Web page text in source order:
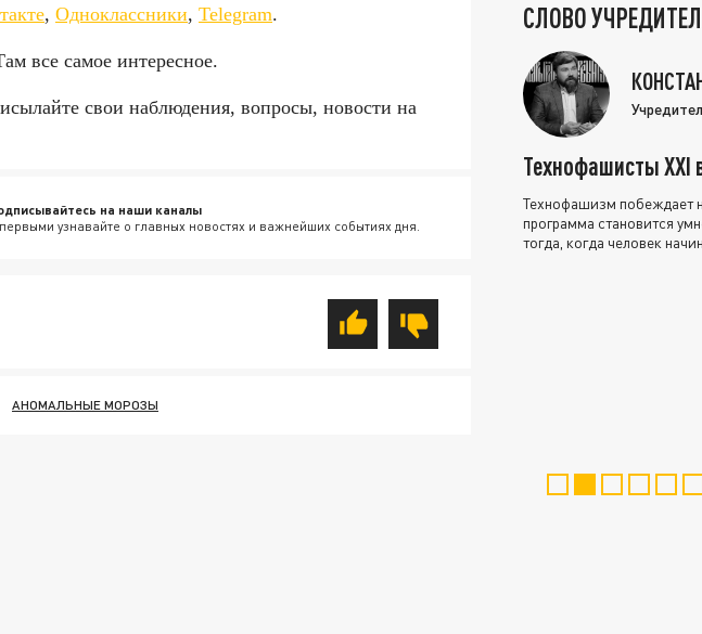
, Одноклассники, Telegram.
все самое интересное.
свои наблюдения, вопросы, новости на
на наши каналы
узнавайте о главных новостях и важнейших событиях дня.
АНОМАЛЬНЫЕ МОРОЗЫ
СЛОВО
Технофашисты XXI
Технофашизм побеждает
программа становится
тогда, когда человек